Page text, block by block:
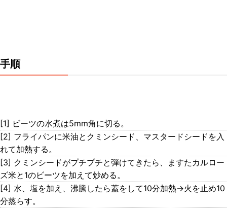
手順
[1] ビーツの水煮は5mm角に切る。
[2] フライパンに米油とクミンシード、マスタードシードを入
れて加熱する。
[3] クミンシードがプチプチと弾けてきたら、ますたカルロー
ズ米と1のビーツを加えて炒める。
[4] 水、塩を加え、沸騰したら蓋をして10分加熱→火を止め10
分蒸らす。